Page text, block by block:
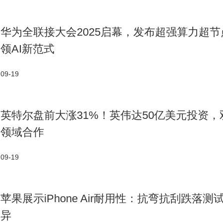
华为全联接大会2025启幕，发布超强算力超节
领AI新范式
09-19
英特尔盘前大涨31%！英伟达50亿美元投资，
领域合作
09-19
苹果展示iPhone Air耐用性：抗弯抗刮跌落测
异